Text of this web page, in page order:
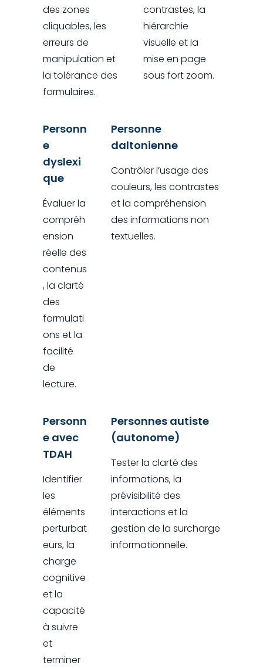
des zones
cliquables, les
erreurs de
manipulation et
la tolérance des
formulaires.
contrastes, la
hiérarchie
visuelle et la
mise en page
sous fort zoom.
Personn
e
dyslexi
que
Évaluer la
compréh
ension
réelle des
contenus
, la clarté
des
formulati
ons et la
facilité
de
lecture.
Personne
daltonienne
Contrôler l’usage des
couleurs, les contrastes
et la compréhension
des informations non
textuelles.
Personn
e avec
TDAH
Identifier
les
éléments
perturbat
eurs, la
charge
cognitive
et la
capacité
à suivre
et
terminer
Personnes autiste
(autonome)
Tester la clarté des
informations, la
prévisibilité des
interactions et la
gestion de la surcharge
informationnelle.